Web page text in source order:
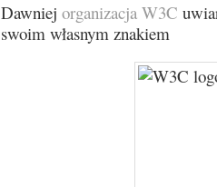
Dawniej organizacja W3C
swoim własnym znakiem